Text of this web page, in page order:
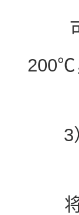
可
200℃
3）
将